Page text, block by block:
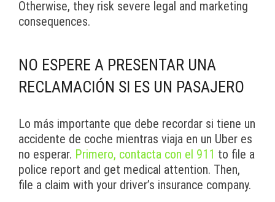
Otherwise, they risk severe legal and marketing
consequences.
NO ESPERE A PRESENTAR UNA
RECLAMACIÓN SI ES UN PASAJERO
Lo más importante que debe recordar si tiene un
accidente de coche mientras viaja en un Uber es
no esperar. Primero, contacta con el 911 to file a
police report and get medical attention. Then,
file a claim with your driver’s insurance company.